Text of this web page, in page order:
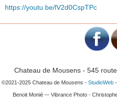
https://youtu.be/lV2d0CspTPc
Chateau de Mousens - 545
©2021-2025 Chateau de Mousens - StudioWeb-
Benoit Monié –- Vibrance Photo -